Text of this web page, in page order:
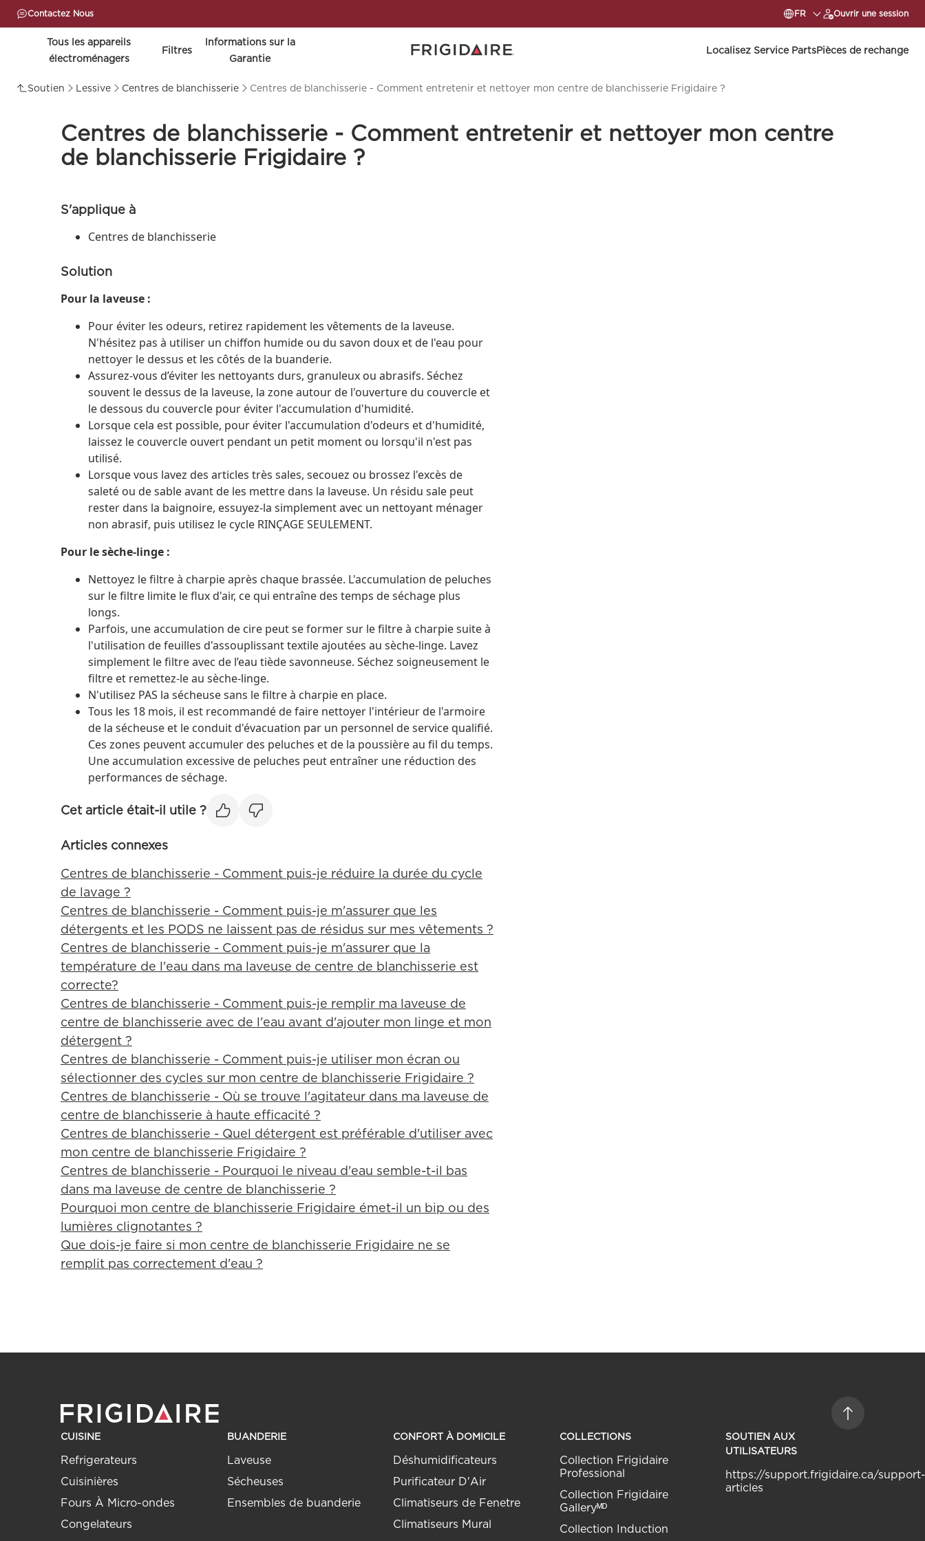
Contactez Nous FR Ouvrir une session
Tous les appareils
électroménagers
Filtres
lnformations sur la
Garantie
Localisez Service PartsPièces de rechange
Soutien Lessive Centres de blanchisserie Centres de blanchisserie - Comment entretenir et nettoyer mon centre de blanchisserie Frigidaire ?
Centres de blanchisserie - Comment entretenir et nettoyer mon centre
de blanchisserie Frigidaire ?
S'applique à
Centres de blanchisserie
Solution
Pour la laveuse :
Pour éviter les odeurs, retirez rapidement les vêtements de la laveuse.
N'hésitez pas à utiliser un chiffon humide ou du savon doux et de l'eau pour
nettoyer le dessus et les côtés de la buanderie.
Assurez-vous d’éviter les nettoyants durs, granuleux ou abrasifs. Séchez
souvent le dessus de la laveuse, la zone autour de l'ouverture du couvercle et
le dessous du couvercle pour éviter l'accumulation d'humidité.
Lorsque cela est possible, pour éviter l'accumulation d'odeurs et d'humidité,
laissez le couvercle ouvert pendant un petit moment ou lorsqu'il n'est pas
utilisé.
Lorsque vous lavez des articles très sales, secouez ou brossez l'excès de
saleté ou de sable avant de les mettre dans la laveuse. Un résidu sale peut
rester dans la baignoire, essuyez-la simplement avec un nettoyant ménager
non abrasif, puis utilisez le cycle RINÇAGE SEULEMENT.
Pour le sèche-linge :
Nettoyez le filtre à charpie après chaque brassée. L'accumulation de peluches
sur le filtre limite le flux d'air, ce qui entraîne des temps de séchage plus
longs.
Parfois, une accumulation de cire peut se former sur le filtre à charpie suite à
l'utilisation de feuilles d'assouplissant textile ajoutées au sèche-linge. Lavez
simplement le filtre avec de l’eau tiède savonneuse. Séchez soigneusement le
filtre et remettez-le au sèche-linge.
N'utilisez PAS la sécheuse sans le filtre à charpie en place.
Tous les 18 mois, il est recommandé de faire nettoyer l'intérieur de l'armoire
de la sécheuse et le conduit d'évacuation par un personnel de service qualifié.
Ces zones peuvent accumuler des peluches et de la poussière au fil du temps.
Une accumulation excessive de peluches peut entraîner une réduction des
performances de séchage.
Cet article était-il utile ?
Articles connexes
Centres de blanchisserie - Comment puis-je réduire la durée du cycle
de lavage ?
Centres de blanchisserie - Comment puis-je m'assurer que les
détergents et les PODS ne laissent pas de résidus sur mes vêtements ?
Centres de blanchisserie - Comment puis-je m'assurer que la
température de l'eau dans ma laveuse de centre de blanchisserie est
correcte?
Centres de blanchisserie - Comment puis-je remplir ma laveuse de
centre de blanchisserie avec de l'eau avant d'ajouter mon linge et mon
détergent ?
Centres de blanchisserie - Comment puis-je utiliser mon écran ou
sélectionner des cycles sur mon centre de blanchisserie Frigidaire ?
Centres de blanchisserie - Où se trouve l'agitateur dans ma laveuse de
centre de blanchisserie à haute efficacité ?
Centres de blanchisserie - Quel détergent est préférable d'utiliser avec
mon centre de blanchisserie Frigidaire ?
Centres de blanchisserie - Pourquoi le niveau d'eau semble-t-il bas
dans ma laveuse de centre de blanchisserie ?
Pourquoi mon centre de blanchisserie Frigidaire émet-il un bip ou des
lumières clignotantes ?
Que dois-je faire si mon centre de blanchisserie Frigidaire ne se
remplit pas correctement d'eau ?
CUISINE
Refrigerateurs
Cuisinières
Fours À Micro-ondes
Congelateurs
BUANDERIE
Laveuse
Sécheuses
Ensembles de buanderie
CONFORT À DOMICILE
Déshumidificateurs
Purificateur D'Air
Climatiseurs de Fenetre
Climatiseurs Mural
COLLECTIONS
Collection Frigidaire
Professional
Collection Frigidaire
Galleryᴹᴰ
Collection Induction
SOUTIEN AUX
UTILISATEURS
https://support.frigidaire.ca/
articles